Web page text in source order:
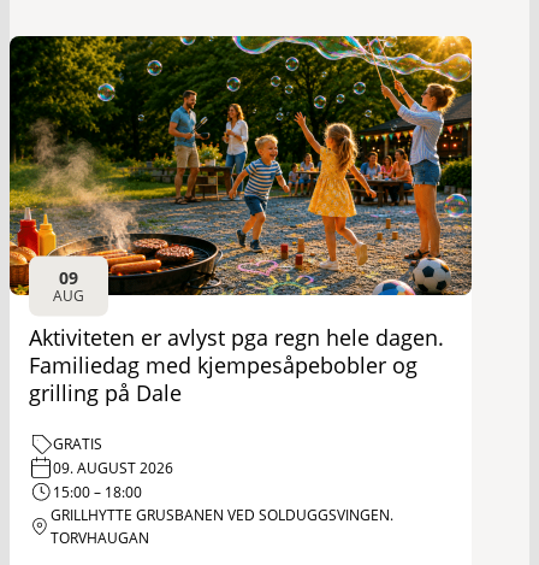
09
AUG
Aktiviteten er avlyst pga regn hele dagen.
Familiedag med kjempesåpebobler og
grilling på Dale
GRATIS
09. AUGUST 2026
15:00 – 18:00
GRILLHYTTE GRUSBANEN VED SOLDUGGSVINGEN.
TORVHAUGAN